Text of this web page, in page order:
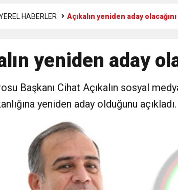
6:19 HBB BAŞKANI ÖNTÜRK’ÜN
17:36 KURUMLAR VERGİSİ ERTELENDİ
21:40 CEYLANDERE’DE BAŞKAN EMRAH
18:22 BAŞKAN SAMİ ÜSTÜN’DEN
HABERLER Açıkalın yeniden aday olacağını
yeniden aday
Başkanı Cihat Açıkalın sosyal
yeniden aday olduğunu açıkladı.